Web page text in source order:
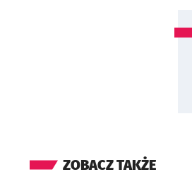
ZOBACZ TAKŻE